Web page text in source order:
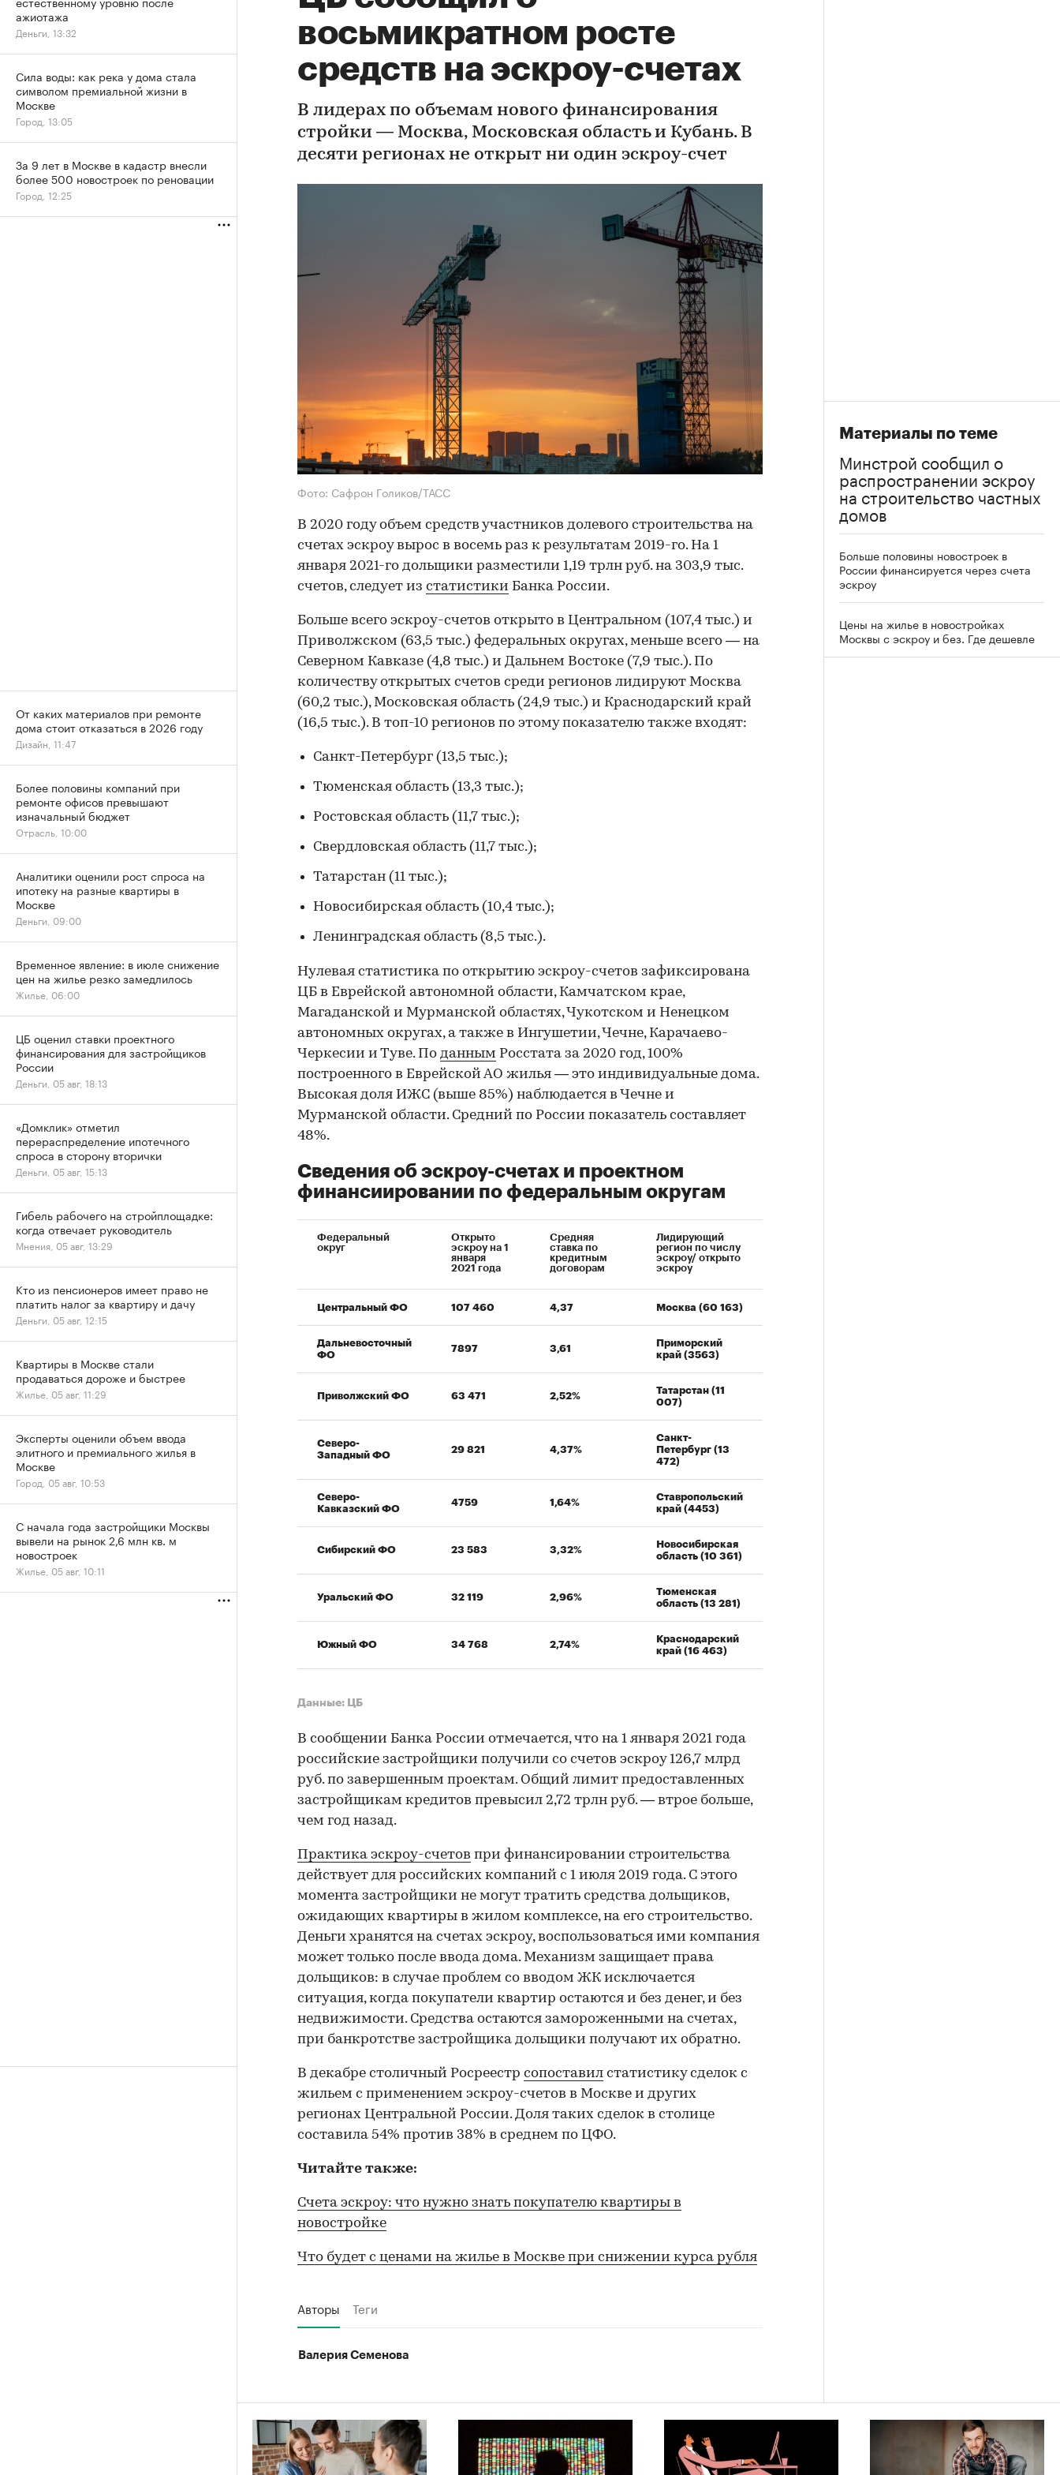
восьмикратном росте
средств на эскроу-счетах
В лидерах по объемам нового финансирования
стройки — Москва, Московская область и Кубань. В
десяти регионах не открыт ни один эскроу-счет
Фото: Сафрон Голиков/ТАСС
В 2020 году объем средств участников долевого строительства на
счетах эскроу вырос в восемь раз к результатам 2019-го. На 1
января 2021-го дольщики разместили 1,19 трлн руб. на 303,9 тыс.
счетов, следует из статистики Банка России.
Больше всего эскроу-счетов открыто в Центральном (107,4 тыс.) и
Приволжском (63,5 тыс.) федеральных округах, меньше всего — на
Северном Кавказе (4,8 тыс.) и Дальнем Востоке (7,9 тыс.). По
количеству открытых счетов среди регионов лидируют Москва
(60,2 тыс.), Московская область (24,9 тыс.) и Краснодарский край
(16,5 тыс.). В топ-10 регионов по этому показателю также входят:
Санкт-Петербург (13,5 тыс.);
Тюменская область (13,3 тыс.);
Ростовская область (11,7 тыс.);
Свердловская область (11,7 тыс.);
Татарстан (11 тыс.);
Новосибирская область (10,4 тыс.);
Ленинградская область (8,5 тыс.).
Нулевая статистика по открытию эскроу-счетов зафиксирована
ЦБ в Еврейской автономной области, Камчатском крае,
Магаданской и Мурманской областях, Чукотском и Ненецком
автономных округах, а также в Ингушетии, Чечне, Карачаево-
Черкесии и Туве. По данным Росстата за 2020 год, 100%
построенного в Еврейской АО жилья — это индивидуальные дома.
Высокая доля ИЖС (выше 85%) наблюдается в Чечне и
Мурманской области. Средний по России показатель составляет
48%.
Сведения об эскроу-счетах и проектном
финансиировании по федеральным округам
Федеральный
округ
Открыто
эскроу на 1
января
2021 года
Средняя
ставка по
кредитным
договорам
Лидирующий
регион по числу
эскроу/ открыто
эскроу
Центральный ФО 107 460 4,37 Москва (60 163)
Дальневосточный
ФО
7897 3,61
Приморский
край (3563)
Приволжский ФО 63 471 2,52%
Татарстан (11
007)
Северо-
Западный ФО
29 821 4,37%
Санкт-
Петербург (13
472)
Северо-
Кавказский ФО
4759 1,64%
Ставропольский
край (4453)
Сибирский ФО 23 583 3,32%
Новосибирская
область (10 361)
Уральский ФО 32 119 2,96%
Тюменская
область (13 281)
Южный ФО 34 768 2,74%
Краснодарский
край (16 463)
Данные: ЦБ
В сообщении Банка России отмечается, что на 1 января 2021 года
российские застройщики получили со счетов эскроу 126,7 млрд
руб. по завершенным проектам. Общий лимит предоставленных
застройщикам кредитов превысил 2,72 трлн руб. — втрое больше,
чем год назад.
Практика эскроу-счетов при финансировании строительства
действует для российских компаний с 1 июля 2019 года. С этого
момента застройщики не могут тратить средства дольщиков,
ожидающих квартиры в жилом комплексе, на его строительство.
Деньги хранятся на счетах эскроу, воспользоваться ими компания
может только после ввода дома. Механизм защищает права
дольщиков: в случае проблем со вводом ЖК исключается
ситуация, когда покупатели квартир остаются и без денег, и без
недвижимости. Средства остаются замороженными на счетах,
при банкротстве застройщика дольщики получают их обратно.
В декабре столичный Росреестр сопоставил статистику сделок с
жильем с применением эскроу-счетов в Москве и других
регионах Центральной России. Доля таких сделок в столице
составила 54% против 38% в среднем по ЦФО.
Читайте также:
Счета эскроу: что нужно знать покупателю квартиры в
новостройке
Что будет с ценами на жилье в Москве при снижении курса рубля
Авторы Теги
Валерия Семенова
Материалы по теме
Минстрой сообщил о
распространении эскроу
на строительство частных
домов
Больше половины новостроек в
России финансируется через счета
эскроу
Цены на жилье в новостройках
Москвы с эскроу и без. Где дешевле
ажиотажа
Деньги, 13:32
Сила воды: как река у дома стала
символом премиальной жизни в
Москве
Город, 13:05
За 9 лет в Москве в кадастр внесли
более 500 новостроек по реновации
Город, 12:25
От каких материалов при ремонте
дома стоит отказаться в 2026 году
Дизайн, 11:47
Более половины компаний при
ремонте офисов превышают
изначальный бюджет
Отрасль, 10:00
Аналитики оценили рост спроса на
ипотеку на разные квартиры в
Москве
Деньги, 09:00
Временное явление: в июле снижение
цен на жилье резко замедлилось
Жилье, 06:00
ЦБ оценил ставки проектного
финансирования для застройщиков
России
Деньги, 05 авг, 18:13
«Домклик» отметил
перераспределение ипотечного
спроса в сторону вторички
Деньги, 05 авг, 15:13
Гибель рабочего на стройплощадке:
когда отвечает руководитель
Мнения, 05 авг, 13:29
Кто из пенсионеров имеет право не
платить налог за квартиру и дачу
Деньги, 05 авг, 12:15
Квартиры в Москве стали
продаваться дороже и быстрее
Жилье, 05 авг, 11:29
Эксперты оценили объем ввода
элитного и премиального жилья в
Москве
Город, 05 авг, 10:53
С начала года застройщики Москвы
вывели на рынок 2,6 млн кв. м
новостроек
Жилье, 05 авг, 10:11